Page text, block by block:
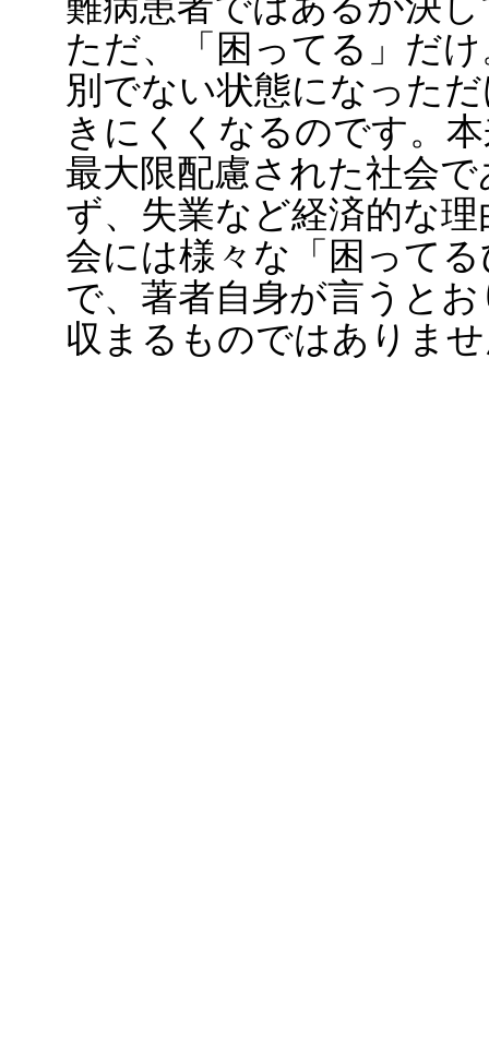
ただ、「困ってる」だ
別でない状態になった
きにくくなるのです。
最大限配慮された社会
ず、失業など経済的な
会には様々な「困って
で、著者自身が言うと
収まるものではありま